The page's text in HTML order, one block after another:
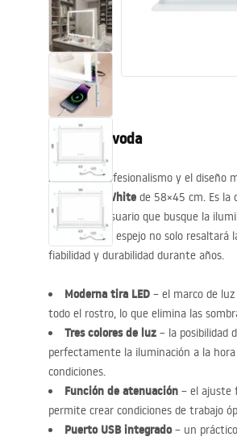
Tuševi
Kuhinja
Pribor i kupaonski namještaj
Opis proizvoda
Aprecie el profesionalismo y el diseño
LEDStudio White de 58×45 cm. Es la
a cualquier usuario que busque la
materiales, el espejo no solo
fiabilidad y durabilidad durante años.
Moderna tira LED – el marco de
todo el rostro, lo que elimina las
Tres colores de luz – la posibilidad
perfectamente la iluminación a la
condiciones.
Función de atenuación – el ajuste
permite crear condiciones de trabajo
Puerto USBintegrado– un